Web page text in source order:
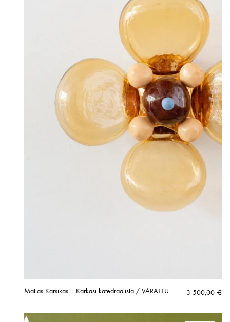
Matias Karsikas | Karkasi katedraalista / VARATTU 3 500,00 €